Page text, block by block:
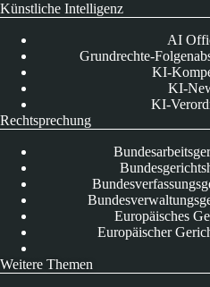
Künstliche Intelligenz
AI
Grundrechte-
KI-
KI-
KI-
Rechtsprechung
Europäisches
Europäischer
Weitere Themen